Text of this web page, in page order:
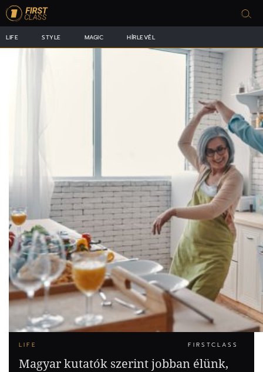
LIFE STYLE MAGIC HÍRLEVÉL
LIFE FIRSTCLASS
Magyar kutatók szerint jobban élünk,